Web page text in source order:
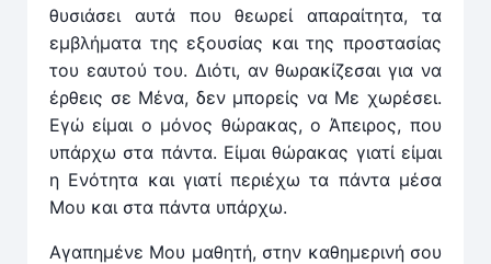
θυσιάσει αυτά που θεωρεί απαραίτητα, τα
εμβλήματα της εξουσίας και της προστασίας
του εαυτού του. Διότι, αν θωρακίζεσαι για να
έρθεις σε Μένα, δεν μπορείς να Με χωρέσει.
Εγώ είμαι ο μόνος θώρακας, ο Άπειρος, που
υπάρχω στα πάντα. Είμαι θώρακας γιατί είμαι
η Ενότητα και γιατί περιέχω τα πάντα μέσα
Μου και στα πάντα υπάρχω.
Αγαπημένε Μου μαθητή, στην καθημερινή σου